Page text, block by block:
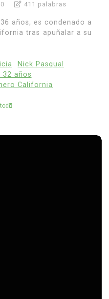
0 411 palabras
años, es condenado a
tras apuñalar a su
Nick Pasqual
32 años
California